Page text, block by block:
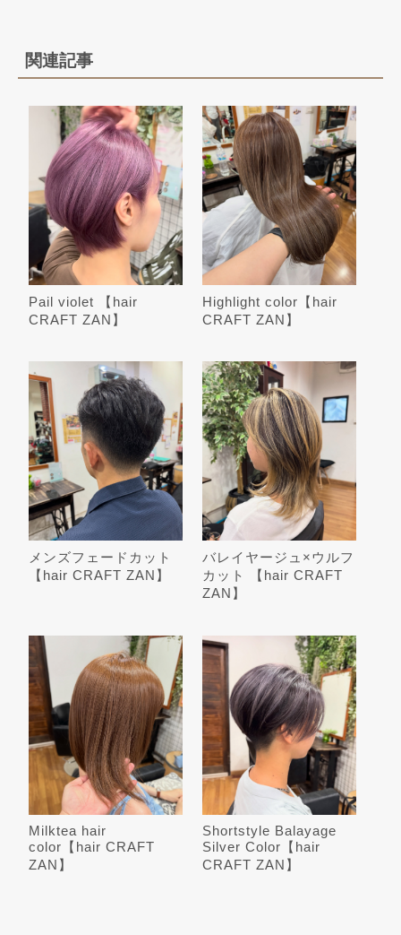
関連記事
Pail violet 【hair
CRAFT ZAN】
Highlight color【hair
CRAFT ZAN】
メンズフェードカット
【hair CRAFT ZAN】
バレイヤージュ×ウルフ
カット 【hair CRAFT
ZAN】
Milktea hair
color【hair CRAFT
ZAN】
Shortstyle Balayage
Silver Color【hair
CRAFT ZAN】